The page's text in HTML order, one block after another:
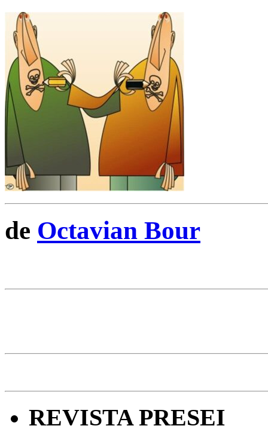
de Octavian Bour
REVISTA PRESEI